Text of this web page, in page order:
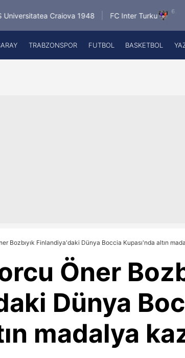
Craiova 1948 FC Inter Turku
6.8.2026 - Per
18:00
TRABZONSPOR FUTBOL BASKETBOL
Bozbıyık Finlandiya'daki Dünya Boccia Kupası'nda altın
Öner
Dünya
madalya